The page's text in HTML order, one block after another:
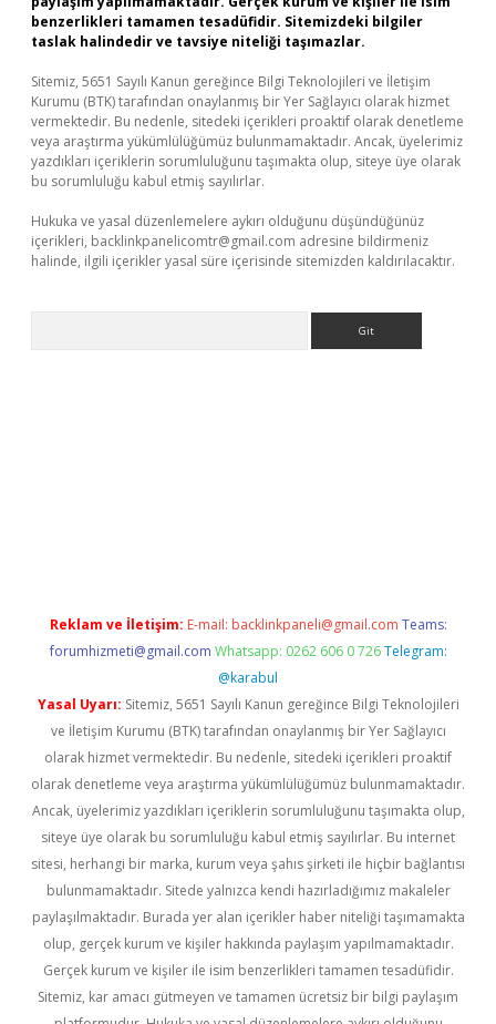
benzerlikleri tamamen tesadüfidir. Sitemizdeki bilgiler
taslak halindedir ve tavsiye niteliği taşımazlar.
Sitemiz, 5651 Sayılı Kanun gereğince Bilgi Teknolojileri ve İletişim
Kurumu (BTK) tarafından onaylanmış bir Yer Sağlayıcı olarak hizmet
vermektedir. Bu nedenle, sitedeki içerikleri proaktif olarak denetleme
veya araştırma yükümlülüğümüz bulunmamaktadır. Ancak, üyelerimiz
yazdıkları içeriklerin sorumluluğunu taşımakta olup, siteye üye olarak
bu sorumluluğu kabul etmiş sayılırlar.
Hukuka ve yasal düzenlemelere aykırı olduğunu düşündüğünüz
içerikleri, backlinkpanelicomtr@gmail.com adresine bildirmeniz
halinde, ilgili içerikler yasal süre içerisinde sitemizden kaldırılacaktır.
Reklam ve İletişim: E-mail: backlinkpaneli@gmail.com Teams:
forumhizmeti@gmail.com Whatsapp: 0262 606 0 726 Telegram:
@karabul
Yasal Uyarı: Sitemiz, 5651 Sayılı Kanun gereğince Bilgi Teknolojileri
ve İletişim Kurumu (BTK) tarafından onaylanmış bir Yer Sağlayıcı
olarak hizmet vermektedir. Bu nedenle, sitedeki içerikleri proaktif
olarak denetleme veya araştırma yükümlülüğümüz bulunmamaktadır.
Ancak, üyelerimiz yazdıkları içeriklerin sorumluluğunu taşımakta olup,
siteye üye olarak bu sorumluluğu kabul etmiş sayılırlar. Bu internet
sitesi, herhangi bir marka, kurum veya şahıs şirketi ile hiçbir bağlantısı
bulunmamaktadır. Sitede yalnızca kendi hazırladığımız makaleler
paylaşılmaktadır. Burada yer alan içerikler haber niteliği taşımamakta
olup, gerçek kurum ve kişiler hakkında paylaşım yapılmamaktadır.
Gerçek kurum ve kişiler ile isim benzerlikleri tamamen tesadüfidir.
Sitemiz, kar amacı gütmeyen ve tamamen ücretsiz bir bilgi paylaşım